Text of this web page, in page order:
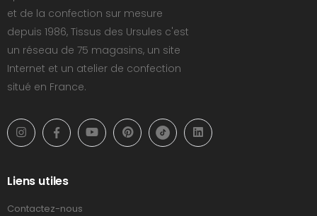
et de la confection sur mesure
depuis 1986, Tissus des Ursules c'est
un réseau de 75 magasins, un site
Internet et un atelier de confection
situé en France.
Liens utiles
Contactez-nous